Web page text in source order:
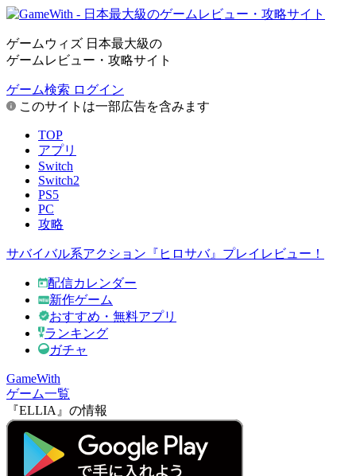
ゲームウィズ 日本最大級の
ゲームレビュー・攻略サイト
ゲーム検索 ログイン
このサイトは一部広告を含みます
TOP
アプリ
Switch
Switch2
PS5
PC
攻略
サバイバル系アクション『ヒロサバ』プレイレビュー！
配信カレンダー
新作ゲーム
おすすめ・無料アプリ
ランキング
ガチャ
GameWith
ゲーム一覧
『ELLIA』の情報